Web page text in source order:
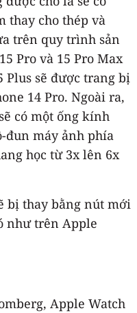
thay cho thép và
trên quy trình sản
Pro và 15 Pro Max
Plus sẽ được trang bị
14 Pro. Ngoài ra,
có một ống kính
máy ảnh phía
học từ 3x lên 6x
bị thay bằng nút mới
như trên Apple
Apple Watch